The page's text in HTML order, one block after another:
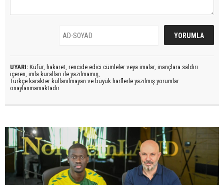
UYARI: Küfür, hakaret, rencide edici cümleler veya imalar, inançlara saldırı
içeren, imla kuralları ile yazılmamış,
Türkçe karakter kullanılmayan ve büyük harflerle yazılmış yorumlar
onaylanmamaktadır.